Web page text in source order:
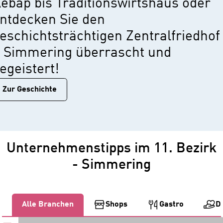
bis Traditionswirtshaus oder
Sie den
Zentralfriedhof
Simmering überrascht und
Zur Geschichtе
Unternehmenstipps im 11. Bezirk
- Simmering
Alle Branchen Shops Gastro